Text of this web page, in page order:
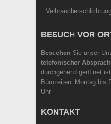
BESUCH VOR
Besuchen Sie unser
telefonischer
durchgehend geöffnet ist.
Bürozeiten: Montag bis
Uhr
KONTAKT